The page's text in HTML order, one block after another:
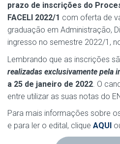
prazo de inscrições do
FACELI 2022/1 com oferta de
graduação em Administração,
ingresso no semestre 2022/1,
Lembrando que as inscrições
realizadas exclusivamente pela
a 25 de janeiro de 2022 . O
entre utilizar as suas notas do
Para mais informações sobre
e para ler o edital, clique AQUI